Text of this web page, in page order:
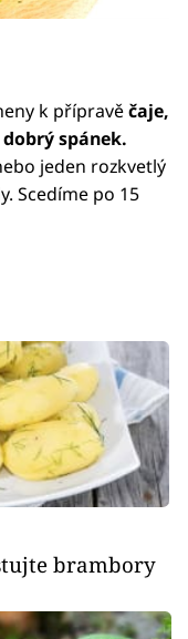
k přípravěčaje,
spánek.
jeden rozkvetlý
Scedíme po 15
brambory